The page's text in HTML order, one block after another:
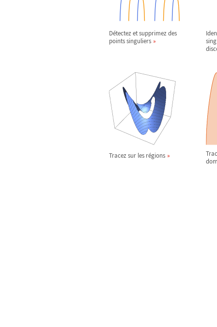
Détectez et supprimez des
points singuliers
Tracez sur les régions